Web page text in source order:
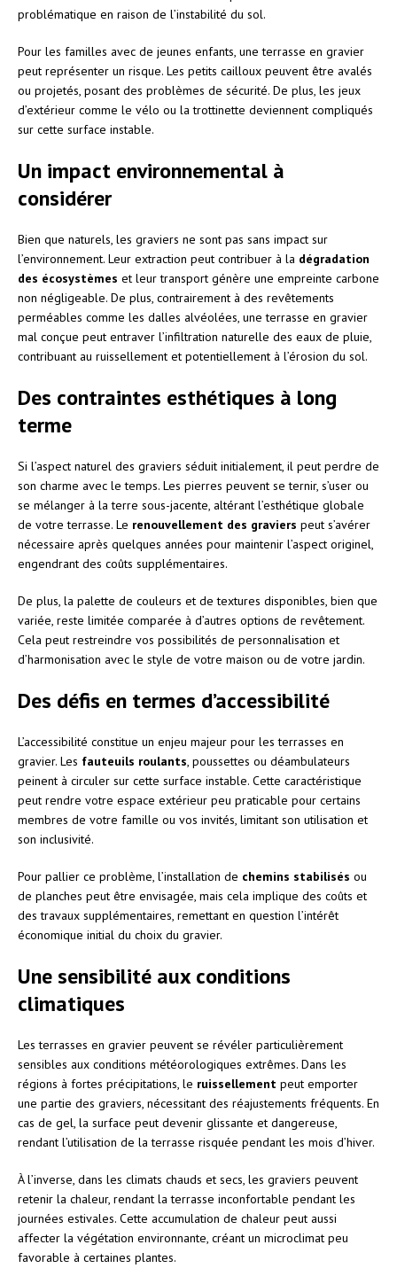
problématique en raison de l’instabilité du sol.
Pour les familles avec de jeunes enfants, une terrasse en gravier
peut représenter un risque. Les petits cailloux peuvent être avalés
ou projetés, posant des problèmes de sécurité. De plus, les jeux
d’extérieur comme le vélo ou la trottinette deviennent compliqués
sur cette surface instable.
Un impact environnemental à
considérer
Bien que naturels, les graviers ne sont pas sans impact sur
l’environnement. Leur extraction peut contribuer à la dégradation
des écosystèmes et leur transport génère une empreinte carbone
non négligeable. De plus, contrairement à des revêtements
perméables comme les dalles alvéolées, une terrasse en gravier
mal conçue peut entraver l’infiltration naturelle des eaux de pluie,
contribuant au ruissellement et potentiellement à l’érosion du sol.
Des contraintes esthétiques à long
terme
Si l’aspect naturel des graviers séduit initialement, il peut perdre de
son charme avec le temps. Les pierres peuvent se ternir, s’user ou
se mélanger à la terre sous-jacente, altérant l’esthétique globale
de votre terrasse. Le renouvellement des graviers peut s’avérer
nécessaire après quelques années pour maintenir l’aspect originel,
engendrant des coûts supplémentaires.
De plus, la palette de couleurs et de textures disponibles, bien que
variée, reste limitée comparée à d’autres options de revêtement.
Cela peut restreindre vos possibilités de personnalisation et
d’harmonisation avec le style de votre maison ou de votre jardin.
Des défis en termes d’accessibilité
L’accessibilité constitue un enjeu majeur pour les terrasses en
gravier. Les fauteuils roulants , poussettes ou déambulateurs
peinent à circuler sur cette surface instable. Cette caractéristique
peut rendre votre espace extérieur peu praticable pour certains
membres de votre famille ou vos invités, limitant son utilisation et
son inclusivité.
Pour pallier ce problème, l’installation de chemins stabilisés ou
de planches peut être envisagée, mais cela implique des coûts et
des travaux supplémentaires, remettant en question l’intérêt
économique initial du choix du gravier.
Une sensibilité aux conditions
climatiques
Les terrasses en gravier peuvent se révéler particulièrement
sensibles aux conditions météorologiques extrêmes. Dans les
régions à fortes précipitations, le ruissellement peut emporter
une partie des graviers, nécessitant des réajustements fréquents. En
cas de gel, la surface peut devenir glissante et dangereuse,
rendant l’utilisation de la terrasse risquée pendant les mois d’hiver.
À l’inverse, dans les climats chauds et secs, les graviers peuvent
retenir la chaleur, rendant la terrasse inconfortable pendant les
journées estivales. Cette accumulation de chaleur peut aussi
affecter la végétation environnante, créant un microclimat peu
favorable à certaines plantes.